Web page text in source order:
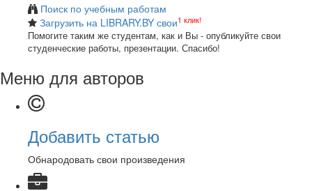
Поиск по учебным работам
Загрузить на LIBRARY.BY свои1 клик!
Помогите таким же студентам, как и Вы - опубликуйте свои
студенческие работы, презентации. Спасибо!
Меню для авторов
Добавить статью
Обнародовать свои произведения